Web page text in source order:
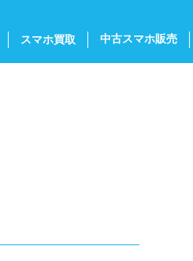
スマホ買取 中古スマホ販売